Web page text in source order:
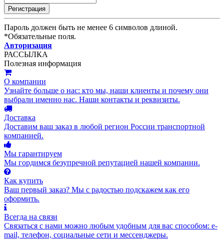
Пароль должен быть не менее 6 символов длиной.
*Обязательные поля.
Авторизация
РАССЫЛКА
Полезная информация
О компании
Узнайте больше о нас: кто мы, наши клиенты и почему они
выбрали именно нас. Наши контакты и реквизиты.
Доставка
Доставим ваш заказ в любой регион России транспортной
компанией.
Мы гарантируем
Мы гордимся безупречной репутацией нашей компании.
Как купить
Ваш первый заказ? Мы с радостью подскажем как его
оформить.
Всегда на связи
Связаться с нами можно любым удобным для вас способом: e-
mail, телефон, социальные сети и мессенджеры.